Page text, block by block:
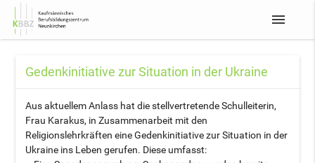
menu
Gedenkinitiative zur Situation in der Ukraine
Aus aktuellem Anlass hat die stellvertretende Schulleiterin,
Frau Karakus, in Zusammenarbeit mit den
Religionslehrkräften eine Gedenkinitiative zur Situation in der
Ukraine ins Leben gerufen. Diese umfasst: